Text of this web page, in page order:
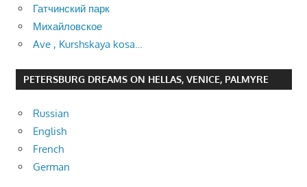
Гатчинский парк
Михайловское
Ave , Kurshskaya kosa…
PETERSBURG DREAMS ON HELLAS, VENICE, PALMYRE
Russian
English
French
German